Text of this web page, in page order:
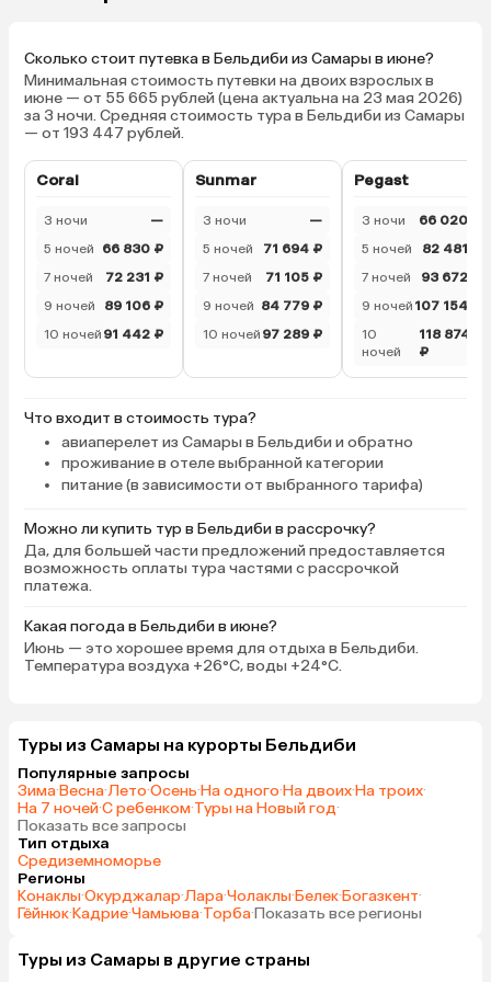
расширить их ассортимент. А вот
разочаровал — неуютное
помещение и скучные пресные
основные блюда, не соблюдается
последовательность подачи
горячих блюд. Но надо отметить
вкусные закуски и десерт.
Понравился подход к экологии. На
Интересная информация об
окружающей природе, флоре и
фауне. Свободно разгуливающие
курочки и цесарки умиляют.
территории. При этом нет ни
жизнедеятельности, всё
тщательно убирается. Радует
минимальное применение
одноразовой посуды. На пляже
пластик. Можно было бы ещё в
номерах использовать воду в
бутылках бо́льшего литража (1,5–2
бутылочек. Понравилось бельё в
номере, удобные подушки. Не
хватало ковриков рядом с
не заметила, чтобы хоть раз был
пол в номере, туалетную бумагу
также не пополняли ни разу.
Команда аниматоров — молодцы,
креативные, энергичные,
организовывают много
интересных спортивных занятий и
развлечений. Хотелось
предлагаемых активностях. Но
Сколько стоит путевка в Бельдиби из Самары в июне?
Минимальная стоимость путевки на двоих взрослых в
июне — от 55 665 рублей (цена актуальна на 23 мая 2026)
за 3 ночи. Средняя стоимость тура в Бельдиби из Самары
— от 193 447 рублей.
Coral
3 ночи
—
5 ночей
66 830 ₽
7 ночей
72 231 ₽
9 ночей
89 106 ₽
10 ночей 91 442 ₽
Sunmar
3 ночи
—
5 ночей
71 694 ₽
7 ночей
71 105 ₽
9 ночей 84 779 ₽
10 ночей 97 289 ₽
Pegast
3 ночи
66 020 ₽
5 ночей
82 481 ₽
7 ночей
93 672 ₽
9 ночей 107 154 ₽
10
ночей
118 874
₽
Что входит в стоимость тура?
авиаперелет из Самары в Бельдиби и обратно
проживание в отеле выбранной категории
питание (в зависимости от выбранного тарифа)
Можно ли купить тур в Бельдиби в рассрочку?
Да, для большей части предложений предоставляется
возможность оплаты тура частями с рассрочкой
платежа.
Какая погода в Бельдиби в июне?
Июнь — это хорошее время для отдыха в Бельдиби.
Температура воздуха +26°C, воды +24°C.
Туры из Самары на курорты Бельдиби
Популярные запросы
Зима·Весна·Лето·Осень·На одного·На двоих·На троих·
На 7 ночей·С ребенком·Туры на Новый год·
Показать все запросы
Тип отдыха
Средиземноморье
Регионы
Конаклы·Окурджалар·Лара·Чолаклы·Белек·Богазкент·
Гёйнюк·Кадрие·Чамьюва·Торба·Показать все регионы
Туры из Самары в другие страны